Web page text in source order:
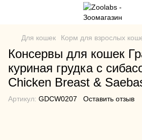
Для кошек Корм для взрослых
Консервы для кошек
куриная грудка с
Chicken Breast &
Артикул: GDCW0207 Оставить отзыв